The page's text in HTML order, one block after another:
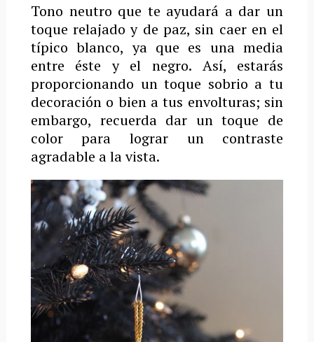
Tono neutro que te ayudará a dar un
toque relajado y de paz, sin caer en el
típico blanco, ya que es una media
entre éste y el negro. Así, estarás
proporcionando un toque sobrio a tu
decoración o bien a tus envolturas; sin
embargo, recuerda dar un toque de
color para lograr un contraste
agradable a la vista.